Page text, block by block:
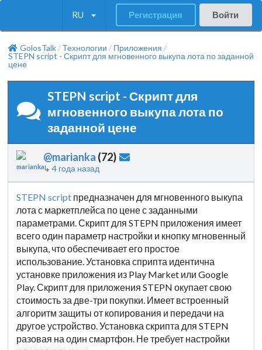
RU Регистрация Войти
GolosTalk/Технологии / Приложения /
STEPN script - Скрипт для мгновенного выкупа лота по заданной
цене
STEPN script - Скрипт для
мгновенного выкупа лота по
заданной цене
@marianka (72)
↳ 4 года назад
STEPN script предназначен для мгновенного выкупа
лота с маркетплейса по цене с заданными
параметрами. Скрипт для STEPN приложения имеет
всего один параметр настройки и кнопку мгновенный
выкупа, что обеспечивает его простое
использование. Установка сприпта идентична
установке приложения из Play Market или Google
Play. Скрипт для приложения STEPN окупает свою
стоимость за две-три покупки. Имеет встроенный
алгоритм защиты от копирования и передачи на
другое устройство. Установка скрипта для STEPN
разовая на один смартфон. Не требует настройки